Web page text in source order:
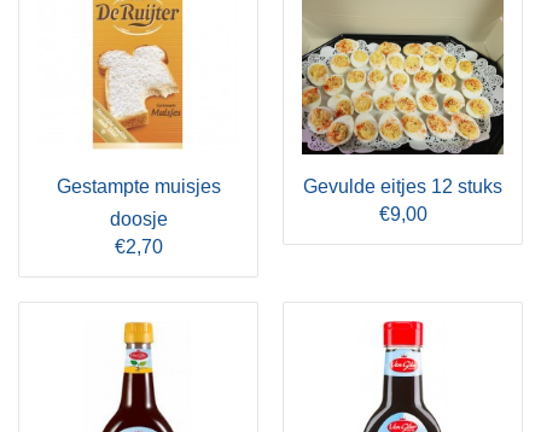
Gestampte muisjes
doosje
€2,70
Gevulde eitjes 12 stuks
€9,00